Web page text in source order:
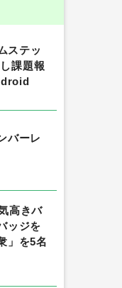
ステッ
課題報
バーレ
高きバ
ッジを
」を5名